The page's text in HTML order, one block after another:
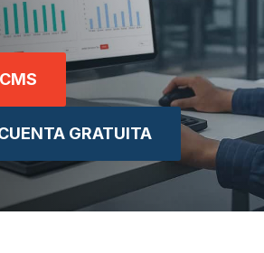
GRATUITA